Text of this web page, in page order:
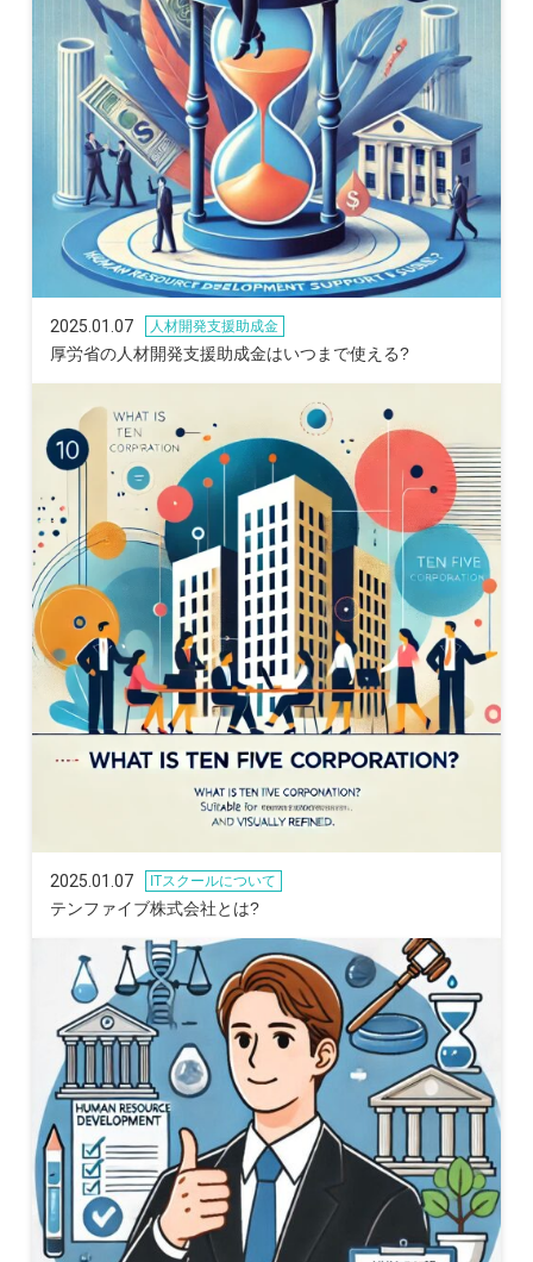
2025.01.07 人材開発支援助成金
厚労省の人材開発支援助成金はいつまで使える?
2025.01.07 ITスクールについて
テンファイブ株式会社とは?